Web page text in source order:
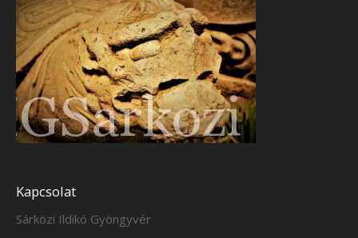
Kapcsolat
Sárközi Ildikó Gyöngyvér